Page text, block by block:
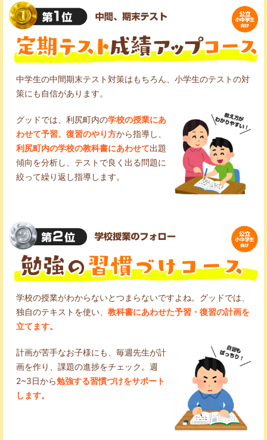
中学生の中間期末テスト対策はもちろん、小学生のテストの対
策にも自信があります。
グッドでは、利尻町内の学校の授業にあ
わせて予習、復習のやり方から指導し、
利尻町内の学校の教科書にあわせて出題
傾向を分析し、テストで良く出る問題に
絞って繰り返し指導します。
学校の授業がわからないとつまらないですよね。グッドでは、
独自のテキストを使い、 教科書にあわせた予習・復習の計画を
立てます。
計画が苦手なお子様にも、毎週先生が計
画を作り、課題の進捗をチェック。週
2~3日から勉強する習慣づけをサポート
します。